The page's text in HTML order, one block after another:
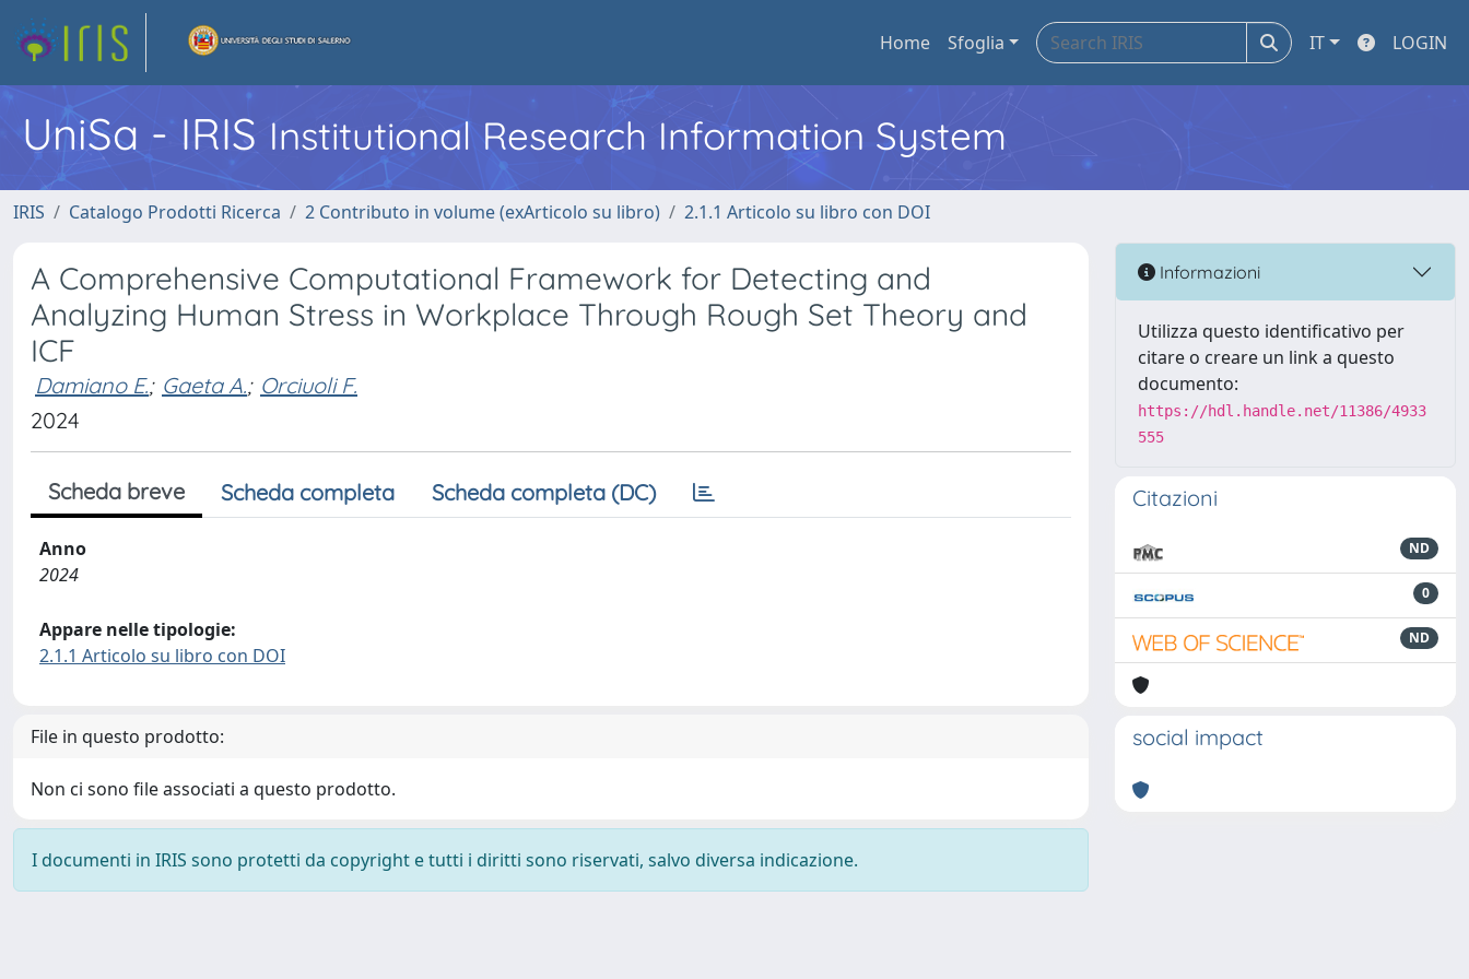
Home Sfoglia IT LOGIN
UniSa - IRIS Institutional Research Information System
IRIS Catalogo Prodotti Ricerca 2 Contributo in volume (exArticolo su libro) 2.1.1 Articolo su libro con DOI
A Comprehensive Computational Framework for Detecting and
Analyzing Human Stress in Workplace Through Rough Set Theory and
ICF
Damiano E.; Gaeta A.; Orciuoli F.
2024
Scheda breve Scheda completa Scheda completa (DC)
Anno
2024
Appare nelle tipologie:
2.1.1 Articolo su libro con DOI
File in questo prodotto:
Non ci sono file associati a questo prodotto.
I documenti in IRIS sono protetti da copyright e tutti i diritti sono riservati, salvo diversa indicazione.
Informazioni
Utilizza questo identificativo per
citare o creare un link a questo
documento:
https://hdl.handle.net/11386/4933
555
Citazioni
ND
0
ND
social impact